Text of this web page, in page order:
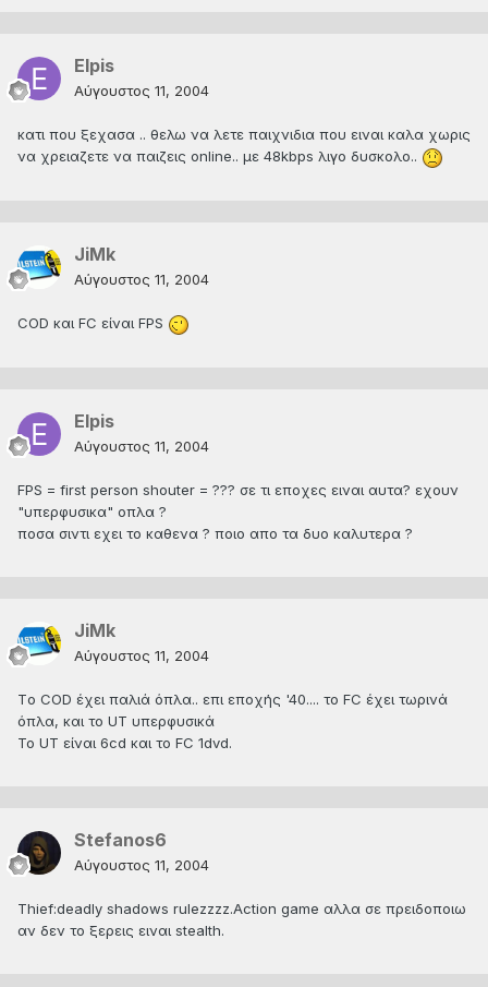
Elpis
Αύγουστος 11, 2004
κατι που ξεχασα .. θελω να λετε παιχνιδια που ειναι καλα χωρις
να χρειαζετε να παιζεις online.. με 48kbps λιγο δυσκολο..
JiMk
Αύγουστος 11, 2004
COD και FC είναι FPS
Elpis
Αύγουστος 11, 2004
FPS = first person shouter = ??? σε τι εποχες ειναι αυτα? εχουν
"υπερφυσικα" οπλα ?
ποσα σιντι εχει το καθενα ? ποιο απο τα δυο καλυτερα ?
JiMk
Αύγουστος 11, 2004
Τo COD έχει παλιά όπλα.. επι εποχής '40.... το FC έχει τωρινά
όπλα, και το UT υπερφυσικά
Το UT είναι 6cd και το FC 1dvd.
Stefanos6
Αύγουστος 11, 2004
Τhief:deadly shadows rulezzzz.Action game αλλα σε πρειδοποιω
αν δεν το ξερεις ειναι stealth.